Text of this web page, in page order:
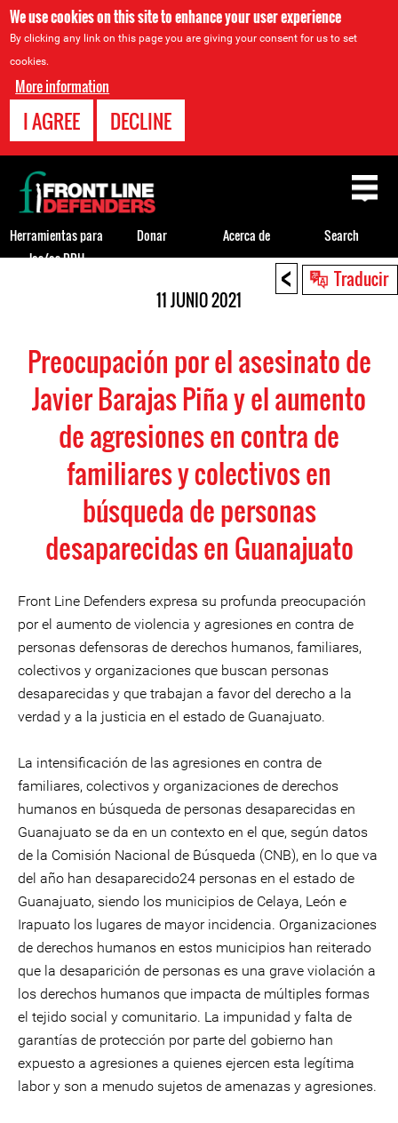
We use cookies on this site to enhance your user experience
By clicking any link on this page you are giving your consent for us to set
cookies.
More information
I AGREE DECLINE
< Traducir
11 JUNIO 2021
Preocupación por el asesinato de
Javier Barajas Piña y el aumento
de agresiones en contra de
familiares y colectivos en
búsqueda de personas
desaparecidas en Guanajuato
Front Line Defenders expresa su profunda preocupación
por el aumento de violencia y agresiones en contra de
personas defensoras de derechos humanos, familiares,
colectivos y organizaciones que buscan personas
desaparecidas y que trabajan a favor del derecho a la
verdad y a la justicia en el estado de Guanajuato.
La intensificación de las agresiones en contra de
familiares, colectivos y organizaciones de derechos
humanos en búsqueda de personas desaparecidas en
Guanajuato se da en un contexto en el que, según datos
de la Comisión Nacional de Búsqueda (CNB), en lo que va
del año han desaparecido24 personas en el estado de
Guanajuato, siendo los municipios de Celaya, León e
Irapuato los lugares de mayor incidencia. Organizaciones
de derechos humanos en estos municipios han reiterado
que la desaparición de personas es una grave violación a
los derechos humanos que impacta de múltiples formas
el tejido social y comunitario. La impunidad y falta de
garantías de protección por parte del gobierno han
expuesto a agresiones a quienes ejercen esta legítima
labor y son a menudo sujetos de amenazas y agresiones.
Back
to
top
Herramientas para
los/as DDH
Donar Acerca de Search